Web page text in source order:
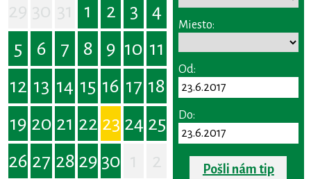
1 2 3
4
5
6 7 8 9 10 11
12 13 14 15 16 17 18
19 20 21 22 23 24 25
26 27 28 29 30
Miesto:
Od:
Do:
Pošli nám tip